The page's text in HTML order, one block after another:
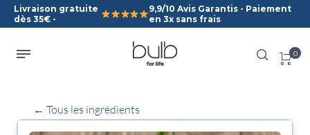
Livraison gratuite
dès 35€ -
9,9/10 Avis Garantis - Paiement
en 3x sans frais
0
← Tous les ingrédients